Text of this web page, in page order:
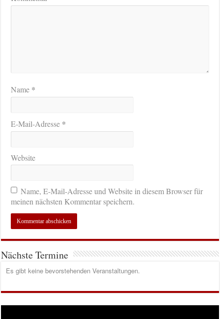
Name *
E-Mail-Adresse *
Website
Name, E-Mail-Adresse und Website in diesem Browser für
meinen nächsten Kommentar speichern.
Nächste Termine
Es gibt keine bevorstehenden Veranstaltungen.